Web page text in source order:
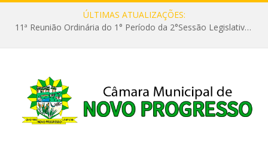
ÚLTIMAS ATUALIZAÇÕES:
11ª Reunião Ordinária do 1° Período da 2°Sessão Legislativa da 9ª Legislatura do Poder Legislativo